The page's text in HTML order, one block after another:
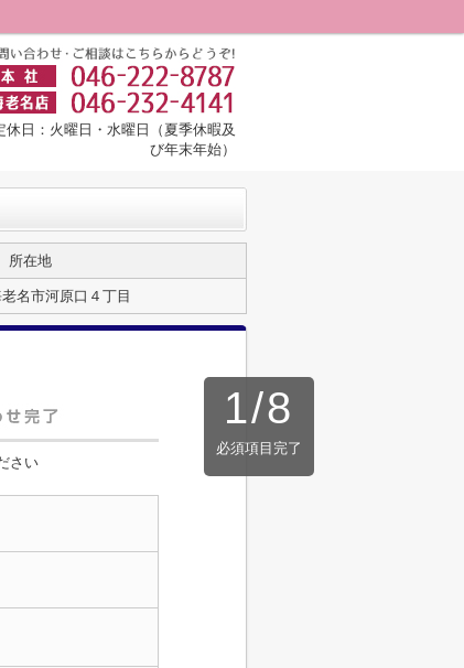
日：火曜日・水曜日（夏季休暇及
び年末年始）
所在地
名市河原口４丁目
1/8
必須項目完了
さい